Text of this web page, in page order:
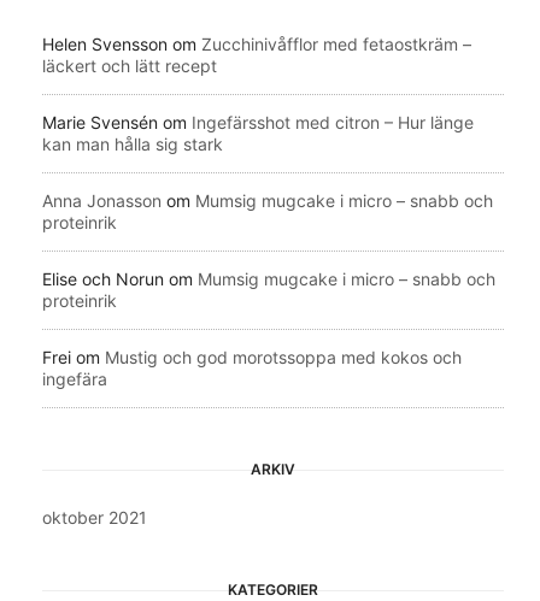
Helen Svensson om Zucchinivåfflor med fetaostkräm –
läckert och lätt recept
Marie Svensén om Ingefärsshot med citron – Hur länge
kan man hålla sig stark
Anna Jonasson om Mumsig mugcake i micro – snabb och
proteinrik
Elise och Norun om Mumsig mugcake i micro – snabb och
proteinrik
Frei om Mustig och god morotssoppa med kokos och
ingefära
ARKIV
oktober 2021
KATEGORIER